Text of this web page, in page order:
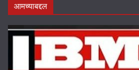
आमच्याबद्दल